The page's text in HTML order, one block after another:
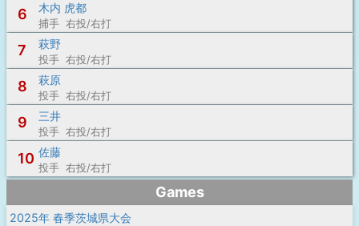
6 木内 虎都
捕手 右投/右打
7 萩野
投手 右投/右打
8 萩原
投手 右投/右打
9 三井
投手 右投/右打
10 佐藤
投手 右投/右打
Games
2025年 春季茨城県大会